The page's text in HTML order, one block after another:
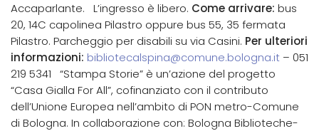
Accaparlante. L’ingresso è libero. Come arrivare: bus
20, 14C capolinea Pilastro oppure bus 55, 35 fermata
Pilastro. Parcheggio per disabili su via Casini. Per ulteriori
informazioni: bibliotecalspina@comune.bologna.it – 051
219 5341 “Stampa Storie” è un’azione del progetto
“Casa Gialla For All”, cofinanziato con il contributo
dell’Unione Europea nell’ambito di PON metro-Comune
di Bologna. In collaborazione con: Bologna Biblioteche-